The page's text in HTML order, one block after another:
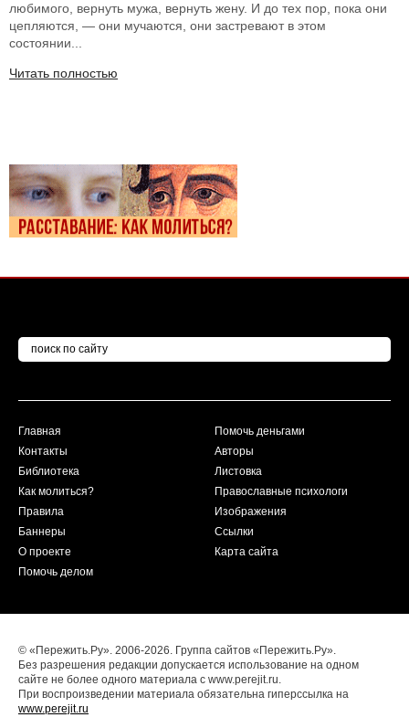
любимого, вернуть мужа, вернуть жену. И до тех пор, пока они
цепляются, — они мучаются, они застревают в этом
состоянии...
Читать полностью
Главная
Контакты
Библиотека
Как молиться?
Правила
Баннеры
О проекте
Помочь делом
Помочь деньгами
Авторы
Листовка
Православные психологи
Изображения
Ссылки
Карта сайта
© «Пережить.Ру». 2006-2026. Группа сайтов «Пережить.Ру».
Без разрешения редакции допускается использование на одном
сайте не более одного материала с www.perejit.ru.
При воспроизведении материала обязательна гиперссылка на
www.perejit.ru